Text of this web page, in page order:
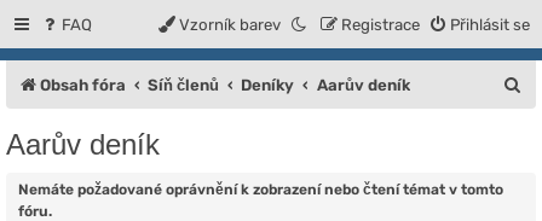
FAQ Přihlásit se
Registrace
Vzorník barev
Obsah fóra Síň členů Deníky Aarův deník
Aarův deník
Nemáte požadované oprávnění k zobrazení nebo čtení témat v tomto
fóru.